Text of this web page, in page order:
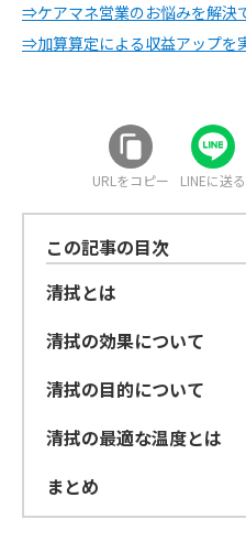
⇒ケアマネ営業のお悩みを解決
⇒加算算定による収益アップを
URLをコピー LINEに送る
この記事の目次
清拭とは
清拭の効果について
清拭の目的について
清拭の最適な温度とは
まとめ